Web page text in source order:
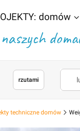
domów
rzutami
techniczne domów